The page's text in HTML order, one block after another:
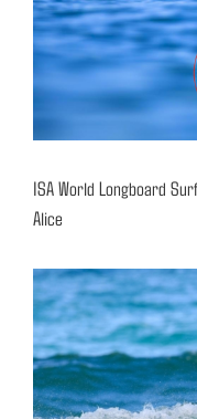
ISA World Longboard
Alice